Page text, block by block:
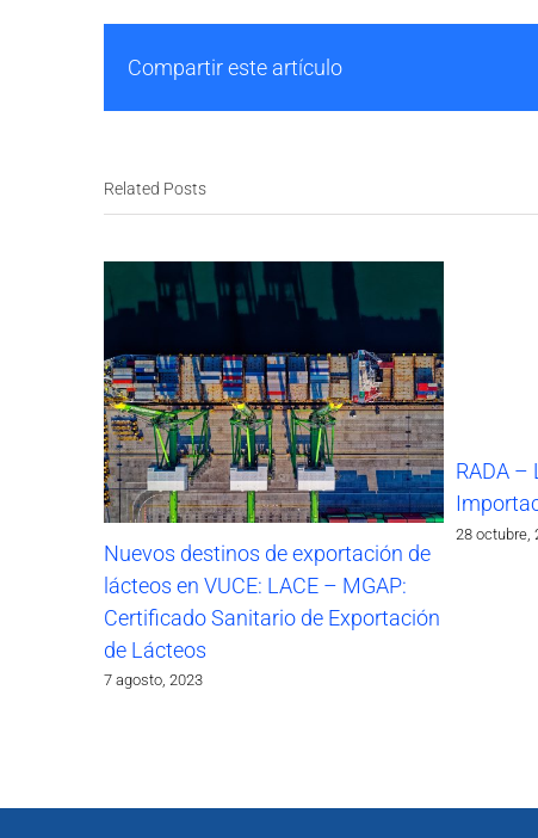
Compartir este artículo
Related Posts
Nuevos destinos de exportación de
lácteos en VUCE: LACE – MGAP:
Certificado Sanitario de Exportación
de Lácteos
7 agosto, 2023
RADA –
28 octubre,